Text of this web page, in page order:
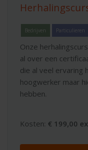
Bedrijven Particulieren
Onze
al over een
die al veel ervaring
hoogwerker maar
hebben.
Kosten: € 199,00